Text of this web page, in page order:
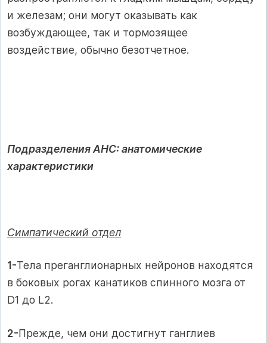
и железам; они могут оказывать как
возбуждающее, так и тормозящее
воздействие, обычно безотчетное.
Подразделения АНС: анатомические
характеристики
Симпатический отдел
1-Тела преганглионарных нейронов находятся
в боковых рогах канатиков спинного мозга от
D1 до L2.
2-Прежде, чем они достигнут ганглиев